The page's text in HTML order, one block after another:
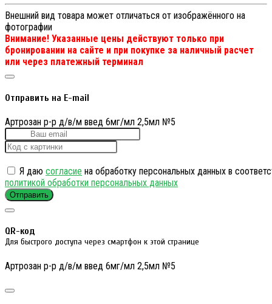
Внешний вид товара может отличаться от изображённого на
фотографии
Внимание! Указанные цены действуют только при
бронировании на сайте и при покупке за наличный расчет
или через платежный терминал
Отправить на E-mail
Артрозан р-р д/в/м введ 6мг/мл 2,5мл №5
Я даю согласие на обработку персональных данных в
политикой обработки персональных данных
Отправить
QR-код
Для быстрого доступа через смартфон к этой странице
Артрозан р-р д/в/м введ 6мг/мл 2,5мл №5